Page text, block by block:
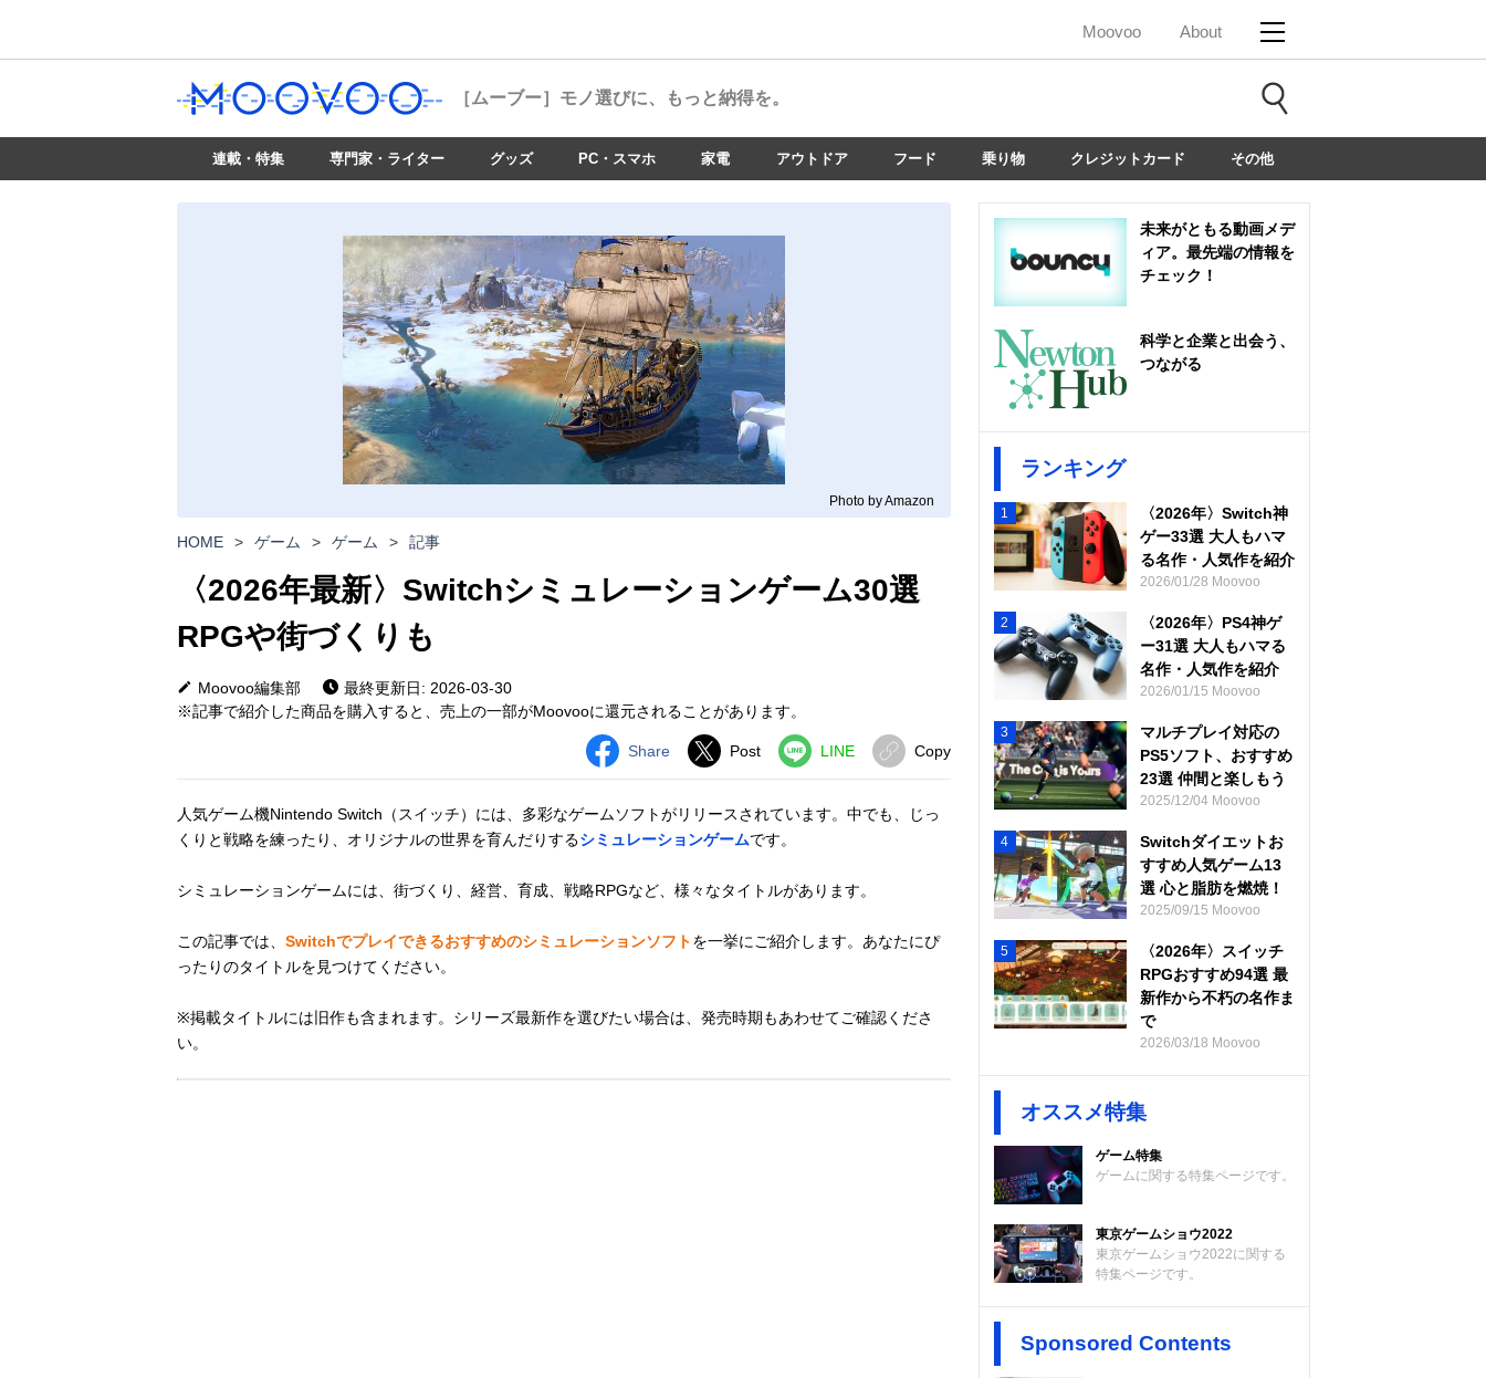
Moovoo About
［ムーブー］ モノ選びに、もっと納得を。
連載・特集 専門家・ライター グッズ PC・スマホ 家電 アウトドア フード 乗り物 クレジットカード その他
Photo by Amazon
HOME > ゲーム > ゲーム > 記事
〈2026年最新〉Switchシミュレーションゲーム30選
RPGや街づくりも
Moovoo編集部
最終更新日: 2026-03-30
※記事で紹介した商品を購入すると、売上の一部がMoovooに還元されることがあります。
Share Post LINE Copy
人気ゲーム機Nintendo Switch（スイッチ）には、多彩なゲームソフトがリリースされています。中でも、じっ
くりと戦略を練ったり、オリジナルの世界を育んだりするシミュレーションゲームです。
シミュレーションゲームには、街づくり、経営、育成、戦略RPGなど、様々なタイトルがあります。
この記事では、 Switchでプレイできるおすすめのシミュレーションソフトを一挙にご紹介します。あなたにぴ
ったりのタイトルを見つけてください。
※掲載タイトルには旧作も含まれます。シリーズ最新作を選びたい場合は、発売時期もあわせてご確認くださ
い。
未来がともる動画メデ
ィア。最先端の情報を
チェック！
科学と企業と出会う、
つながる
ランキング
1
〈2026年〉Switch神
ゲー33選 大人もハマ
る名作・人気作を紹介
2026/01/28 Moovoo
2
〈2026年〉PS4神ゲ
ー31選 大人もハマる
名作・人気作を紹介
2026/01/15 Moovoo
3
マルチプレイ対応の
PS5ソフト、おすすめ
23選 仲間と楽しもう
2025/12/04 Moovoo
4
Switchダイエットお
すすめ人気ゲーム13
選 心と脂肪を燃焼！
2025/09/15 Moovoo
5
〈2026年〉スイッチ
RPGおすすめ94選 最
新作から不朽の名作ま
で
2026/03/18 Moovoo
オススメ特集
ゲーム特集
ゲームに関する特集ページです。
東京ゲームショウ2022
東京ゲームショウ2022に関する
特集ページです。
Sponsored Contents